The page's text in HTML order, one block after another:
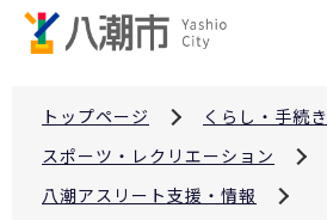
トップページ
くらし・手続き
スポーツ・レクリエーション
八潮アスリート支援・情報